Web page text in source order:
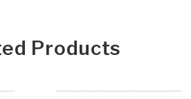
Products